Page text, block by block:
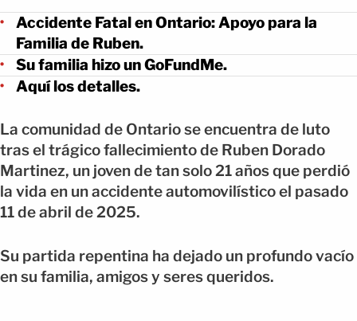
Accidente Fatal en Ontario: Apoyo para la
Familia de Ruben.
Su familia hizo un GoFundMe.
Aquí los detalles.
La comunidad de Ontario se encuentra de luto
tras el trágico fallecimiento de Ruben Dorado
Martinez, un joven de tan solo 21 años que perdió
la vida en un accidente automovilístico el pasado
11 de abril de 2025.
Su partida repentina ha dejado un profundo vacío
en su familia, amigos y seres queridos.